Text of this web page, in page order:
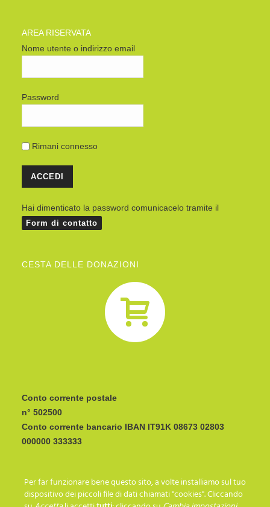
AREA RISERVATA
Nome utente o indirizzo email
Password
Rimani connesso
Hai dimenticato la password comunicacelo tramite il
Form di contatto
CESTA DELLE DONAZIONI
Conto corrente postale
n° 502500
Conto corrente bancario IBAN
I C R A I T R R I P 0
Per far funzionare bene questo sito, a volte installiamo sul tuo
dispositivo dei piccoli file di dati chiamati "cookies". Cliccando